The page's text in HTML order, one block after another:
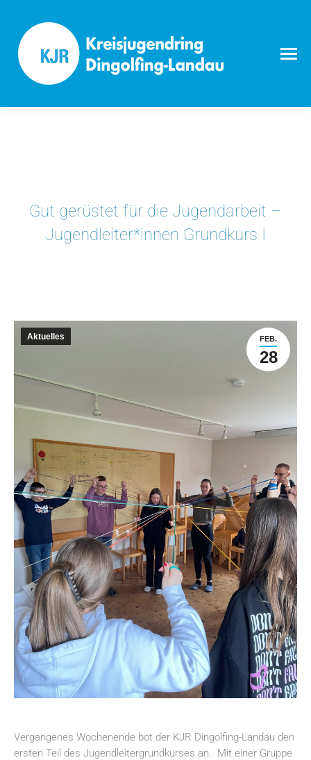
Gut gerüstet für die Jugendarbeit –
Jugendleiter*innen Grundkurs I
FEB.
28
Aktuelles
Vergangenes Wochenende bot der KJR Dingolfing-Landau den
ersten Teil des Jugendleitergrundkurses an. Mit einer Gruppe